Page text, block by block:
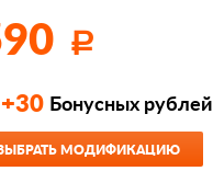
Р
+30 Бонусных рублей
МОДИФИКАЦИЮ